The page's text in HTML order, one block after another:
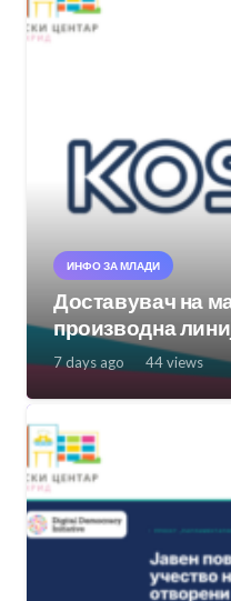
ИНФО ЗА МЛАДИ
Доставувач на
производна
7 days ago 44views